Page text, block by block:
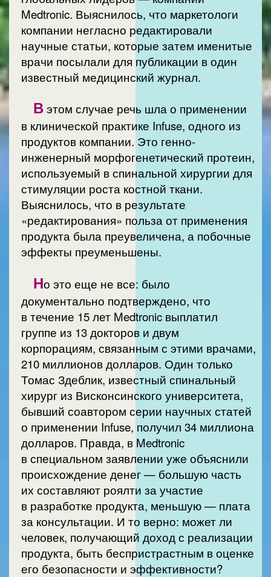
Medtronic. Выяснилось, что маркетологи
компании негласно редактировали
научные статьи, которые затем именитые
врачи посылали для публикации в один
известный медицинский журнал.
Вэтом случае речь шла о применении
в клинической практике Infuse, одного из
продуктов компании. Это генно-
инженерный морфогенетический протеин,
используемый в спинальной хирургии для
стимуляции роста костной ткани.
Выяснилось, что в результате
«редактирования» польза от применения
продукта была преувеличена, а побочные
эффекты преуменьшены.
Но это еще не все: было
документально подтверждено, что
в течение 15 лет Medtronic выплатил
группе из 13 докторов и двум
корпорациям, связанным с этими врачами,
210 миллионов долларов. Один только
Томас Здеблик, известный спинальный
хирург из Висконсинского университета,
бывший соавтором серии научных статей
о применении Infuse, получил 34 миллиона
долларов. Правда, в Medtronic
в специальном заявлении уже объяснили
происхождение денег — большую часть
их составляют роялти за участие
в разработке продукта, меньшую — плата
за консультации. И то верно: может ли
человек, получающий доход с реализации
продукта, быть беспристрастным в оценке
его безопасности и эффективности?